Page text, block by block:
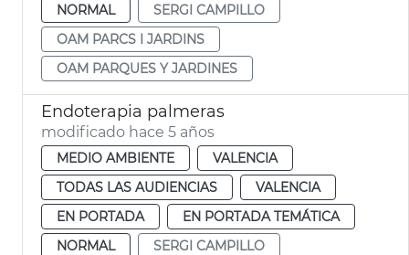
NORMAL
SERGI CAMPILLO
OAM PARCS I JARDINS
OAM PARQUES Y JARDINES
Endoterapia palmeras
modificado hace 5 años
MEDIO AMBIENTE
VALENCIA
TODAS LAS AUDIENCIAS
VALENCIA
EN PORTADA
EN PORTADA TEMÁTICA
NORMAL
SERGI CAMPILLO